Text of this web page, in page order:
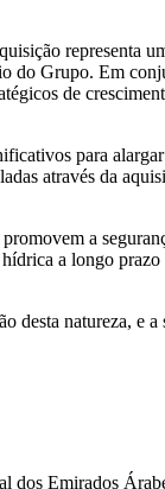
representa
Grupo. Em
de
para
através da
a
a longo
desta natureza, e
dos Emirados